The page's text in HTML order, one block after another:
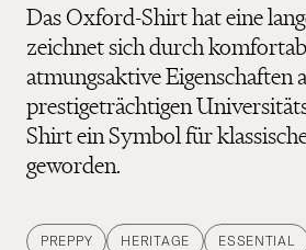
Das Oxford-Shirt hat eine
zeichnet sich durch
atmungsaktive Eigenschaften
prestigeträchtigen
Shirt ein Symbol für
geworden.
PREPPY HERITAGE ESSENTIAL